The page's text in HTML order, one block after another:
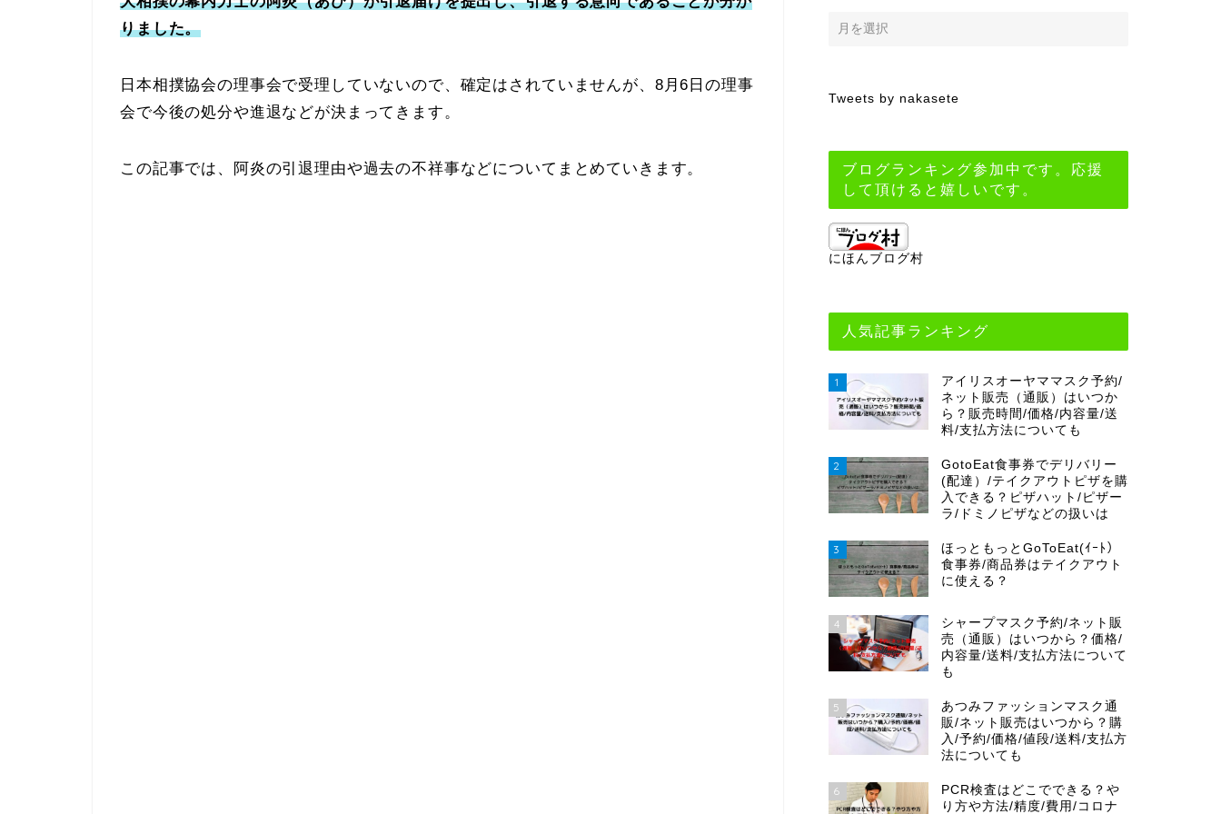
りました。
日本相撲協会の理事会で受理していないので、確定はされていませんが、8月6日の理事
会で今後の処分や進退などが決まってきます。
この記事では、阿炎の引退理由や過去の不祥事などについてまとめていきます。
Tweets by nakasete
ブログランキング参加中です。応援
して頂けると嬉しいです。
にほんブログ村
人気記事ランキング
1
アイリスオーヤママスク予約/
ネット販売（通販）はいつか
ら？販売時間/価格/内容量/送
料/支払方法についても
2
GotoEat食事券でデリバリー
(配達）/テイクアウトピザを購
入できる？ピザハット/ピザー
ラ/ドミノピザなどの扱いは
3
ほっともっとGoToEat(ｲｰﾄ）
食事券/商品券はテイクアウト
に使える？
4
シャープマスク予約/ネット販
売（通販）はいつから？価格/
内容量/送料/支払方法について
も
5
あつみファッションマスク通
販/ネット販売はいつから？購
入/予約/価格/値段/送料/支払方
法についても
6
PCR検査はどこでできる？や
り方や方法/精度/費用/コロナ